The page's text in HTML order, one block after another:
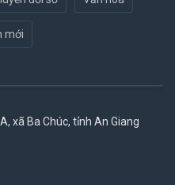
mới
xã Ba Chúc, tỉnh An Giang